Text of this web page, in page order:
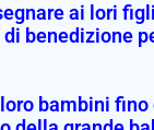
ai lori
benedizione
bambini